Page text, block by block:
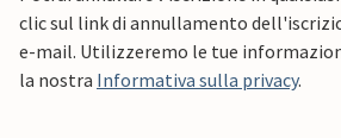
clic sul link di annullamento
e-mail. Utilizzeremo le tue
la nostra Informativa sulla privacy.